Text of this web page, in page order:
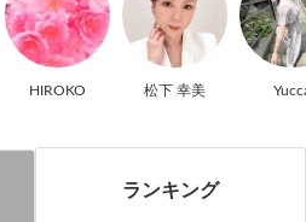
HIROKO 松下 幸美
ランキング